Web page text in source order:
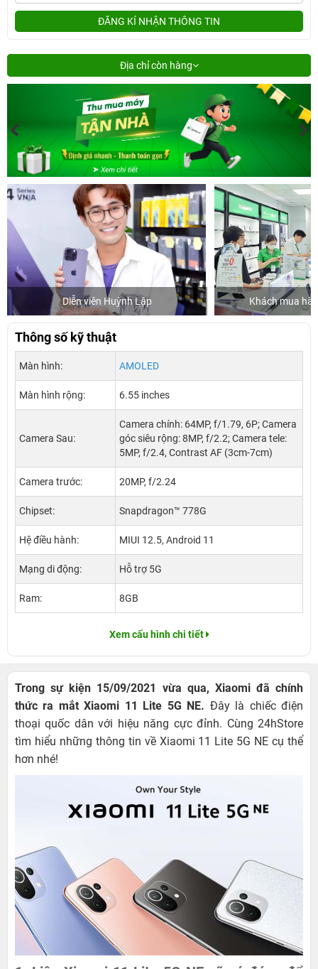
ĐĂNG KÍ NHẬN THÔNG TIN
Địa chỉ còn hàng
Diễn viên Huỳnh Lập Khách mua
Thông số kỹ thuật
Màn hình: AMOLED
Màn hình rộng: 6.55 inches
Camera Sau:
Camera chính: 64MP, f/1.79, 6P; Camera
góc siêu rộng: 8MP, f/2.2; Camera tele:
5MP, f/2.4, Contrast AF (3cm-7cm)
Camera trước: 20MP, f/2.24
Chipset: Snapdragon™ 778G
Hệ điều hành: MIUI 12.5, Android 11
Mạng di động: Hỗ trợ 5G
Ram: 8GB
Xem cấu hình chi tiết
Trong sự kiện 15/09/2021 vừa qua, Xiaomi đã chính
thức ra mắt Xiaomi 11 Lite 5G NE. Đây là chiếc điện
thoại quốc dân với hiệu năng cực đỉnh. Cùng 24hStore
tìm hiểu những thông tin về Xiaomi 11 Lite 5G NE cụ thể
hơn nhé!